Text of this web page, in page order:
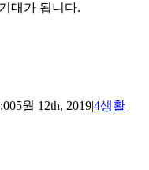
대가 됩니다.
5월 12th, 2019|4생활